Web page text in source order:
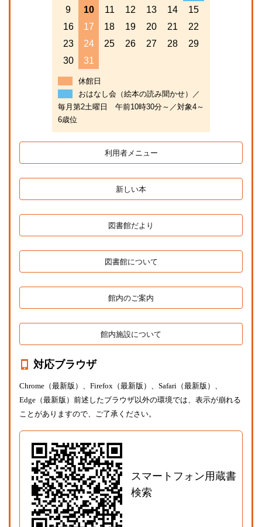
9
10 11 12 13 14
15
16
17 18 19 20 21
22
23
24 25 26 27 28
29
30
31
休館日
おはなし会（絵本の読み聞かせ）／
毎月第2土曜日 午前10時30分～／対象4～
6歳位
利用者メニュー
新しい本
図書館だより
図書館について
館内のご案内
館内施設について
対応ブラウザ
Chrome（最新版）、Firefox（最新版）、Safari（最新版）、
Edge（最新版）前述したブラウザ以外の環境では、表示が崩れる
ことがありますので、ご了承ください。
スマートフォン用蔵書
検索